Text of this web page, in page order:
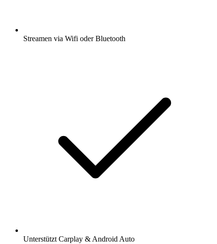
Streamen via Wifi oder Bluetooth
Unterstützt Carplay & Android Auto